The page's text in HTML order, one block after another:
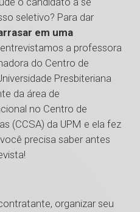
seletivo? Para dar
em uma
a professora
do Centro de
Presbiteriana
da área de
no Centro de
(CCSA) da UPM e ela fez
precisa saber antes
organizar seu